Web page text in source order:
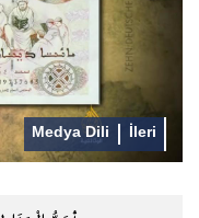
Medya Dili İleri